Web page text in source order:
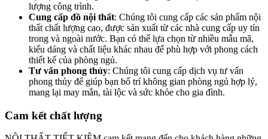
lượng công trình.
Cung cấp đồ nội thất: Chúng tôi cung cấp các sản phẩm nội
thất chất lượng cao, được sản xuất từ các nhà cung cấp uy tín
trong và ngoài nước. Bạn có thể lựa chọn từ nhiều mẫu mã,
kiểu dáng và chất liệu khác nhau để phù hợp với phong cách
thiết kế của phòng ngủ.
Tư vấn phong thủy: Chúng tôi cung cấp dịch vụ tư vấn
phong thủy để giúp bạn bố trí không gian phòng ngủ hợp lý,
mang lại may mắn, tài lộc và sức khỏe cho gia đình.
Cam kết chất lượng